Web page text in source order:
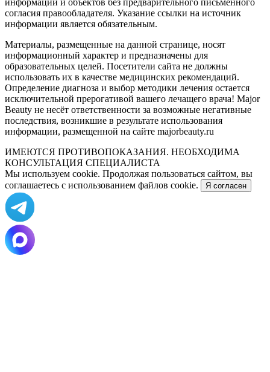
информации и объектов без предварительного письменного
согласия правообладателя. Указание ссылки на источник
информации является обязательным.
Материалы, размещенные на данной странице, носят
информационный характер и предназначены для
образовательных целей. Посетители сайта не должны
использовать их в качестве медицинских рекомендаций.
Определение диагноза и выбор методики лечения остается
исключительной прерогативой вашего лечащего врача! Major
Beauty не несёт ответственности за возможные негативные
последствия, возникшие в результате использования
информации, размещенной на сайте majorbeauty.ru
ИМЕЮТСЯ ПРОТИВОПОКАЗАНИЯ. НЕОБХОДИМА
КОНСУЛЬТАЦИЯ СПЕЦИАЛИСТА
Мы используем cookie. Продолжая пользоваться сайтом, вы
соглашаетесь с использованием файлов cookie.
Я согласен